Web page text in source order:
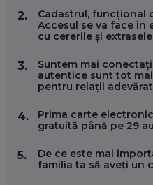
MARIUS PAȘCULEA,
FOLOSEȘTI
EP. 57
EFICIENT VIAȚA
CARIERĂ DE
EP. 56
DOINA VÎLCEANU,
2.
Cadastrul, funcțional
Accesul se va face în
cu cererile și extrasele
3.
Suntem mai
autentice sunt tot
pentru relații
4.
Prima carte
gratuită până pe 29
5.
De ce este mai
familia ta să aveți un